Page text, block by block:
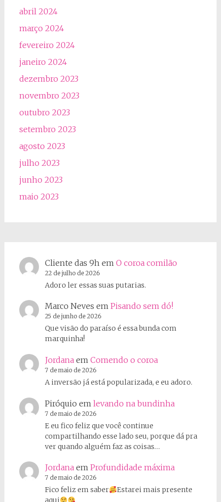
abril 2024
março 2024
fevereiro 2024
janeiro 2024
dezembro 2023
novembro 2023
outubro 2023
setembro 2023
agosto 2023
julho 2023
junho 2023
maio 2023
Cliente das 9h em O coroa comilão
22 de julho de 2026
Adoro ler essas suas putarias.
Marco Neves em Pisando sem dó!
25 de junho de 2026
Que visão do paraíso é essa bunda com
marquinha!
Jordanaem Comendo o coroa
7 de maio de 2026
A inversão já está popularizada, e eu adoro.
Piróquio em levando na bundinha
7 de maio de 2026
E eu fico feliz que você continue
compartilhando esse lado seu, porque dá pra
ver quando alguém faz as coisas…
Jordanaem Profundidade máxima
7 de maio de 2026
Fico feliz em saber
Estarei mais presente
aqui